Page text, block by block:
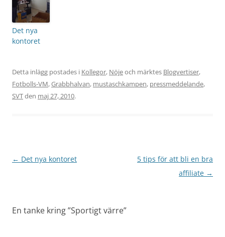
Det nya
kontoret
Detta inlägg postades i Kollegor, Nöjeoch märktes Blogvertiser,
Fotbolls-VM,Grabbhalvan, mustaschkampen, pressmeddelande,
SVTden maj 27, 2010.
Inläggsnavigering
← Det nya kontoret
5 tips för att bli en bra
affiliate →
En tanke kring ”Sportigt värre”